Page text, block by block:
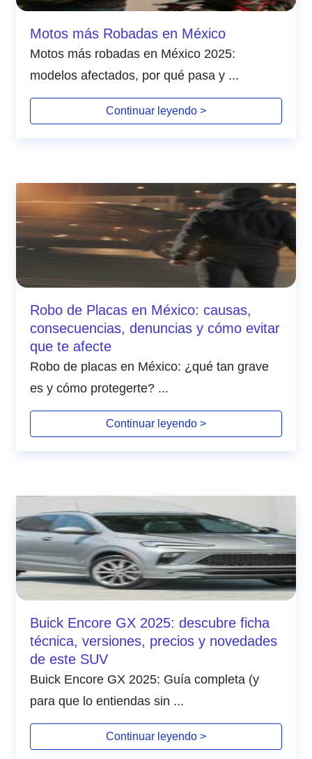
Motos más Robadas en México
Motos más robadas en México 2025:
modelos afectados, por qué pasa y ...
Continuar leyendo >
Robo de Placas en México: causas,
consecuencias, denuncias y cómo evitar
que te afecte
Robo de placas en México: ¿qué tan grave
es y cómo protegerte? ...
Continuar leyendo >
Buick Encore GX 2025: descubre ficha
técnica, versiones, precios y novedades
de este SUV
Buick Encore GX 2025: Guía completa (y
para que lo entiendas sin ...
Continuar leyendo >